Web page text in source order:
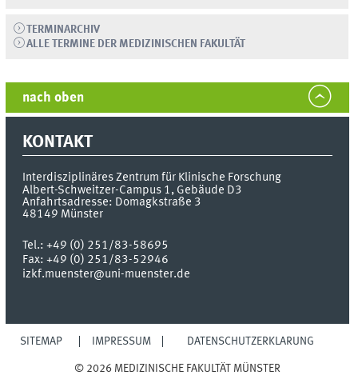
TERMINARCHIV
ALLE TERMINE DER MEDIZINISCHEN FAKULTÄT
nach oben
KONTAKT
Interdisziplinäres Zentrum für Klinische Forschung
Albert-Schweitzer-Campus 1, Gebäude D3
Anfahrtsadresse: Domagkstraße 3
48149 Münster
Tel.:+49 (0) 251/83-58695
Fax:+49 (0) 251/83-52946
izkf.muenster@uni-muenster.de
SITEMAP IMPRESSUM DATENSCHUTZERKLÄRUNG
© 2026 MEDIZINISCHE FAKULTÄT MÜNSTER